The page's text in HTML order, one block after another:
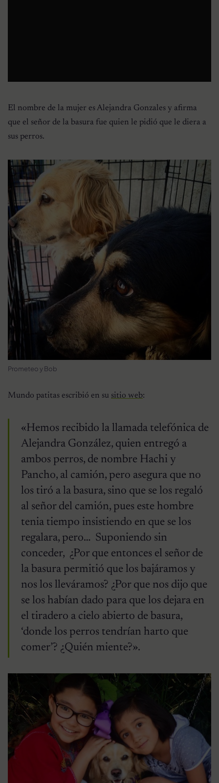
El nombre de la mujer es Alejandra Gonzales y afirma
que el señor de la basura fue quien le pidió que le diera a
sus perros.
Prometeo y Bob
Mundo patitas escribió en su sitio web:
«Hemos recibido la llamada telefónica de
Alejandra González, quien entregó a
ambos perros, de nombre Hachi y
Pancho, al camión, pero asegura que no
los tiró a la basura, sino que se los regaló
al señor del camión, pues este hombre
tenia tiempo insistiendo en que se los
regalara, pero… Suponiendo sin
conceder, ¿Por que entonces el señor de
la basura permitió que los bajáramos y
nos los lleváramos? ¿Por que nos dijo que
se los habían dado para que los dejara en
el tiradero a cielo abierto de basura,
‘donde los perros tendrían harto que
comer’? ¿Quién miente?».